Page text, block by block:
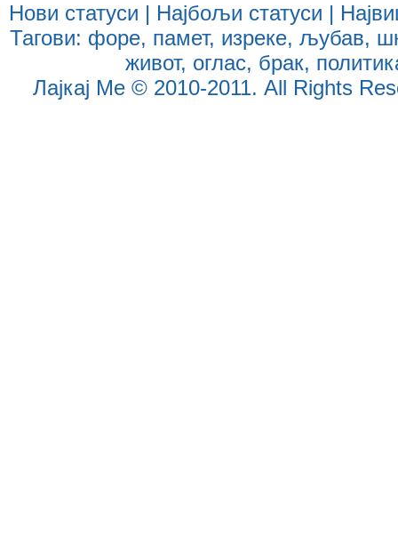
Нови статуси | Најбољи статуси |
Тагови: форе, памет, изреке,љубав,
живот, оглас, брак,
Лајкај Ме © 2010-2011. All Rights